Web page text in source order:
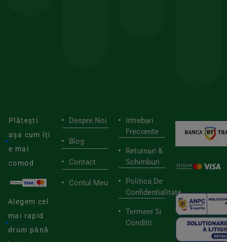
Plătești
așa cum îți
e mai
comod
Alegem cel
mai rapid
drum până
Despre Noi
Blog
Contact
Contul Meu
Intrebari
Frecvente
Returnari &
Schimburi
Politica De
Confidentialitate
Termeni Si
Conditii